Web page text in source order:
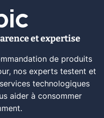
et expertise
de produits
nos experts testent et
technologiques
aider à consommer